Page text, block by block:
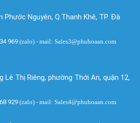
Phước Nguyên, Q.Thanh Khê, TP. Đà
969(zalo) - mail: Sales3@phuhoaan.com
Lê Thị Riêng, phường Thới An, quận 12,
929(zalo) - mail: Sales4@phuhoaan.com